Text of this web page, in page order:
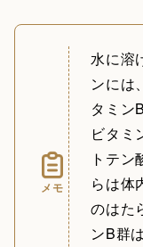
メモ
水に溶
ンには
タミン
ビタミ
トテ
らは体
のはた
ンB群